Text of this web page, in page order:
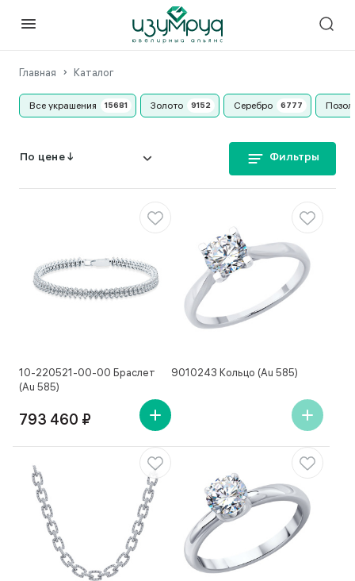
Главная Каталог
Все украшения Золото Серебро
Фильтры
10-220521-00-00 Браслет
(Au 585)
793 460 ₽
9010243 Кольцо (Au 585)